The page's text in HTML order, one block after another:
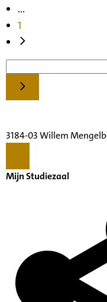
...
1
3184-03 Willem
Mijn Studiezaal